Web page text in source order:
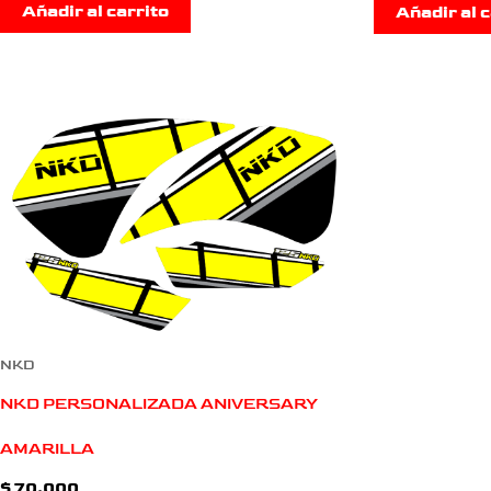
Añadir al carrito Añadir al
NKD
NKD PERSONALIZADA ANIVERSARY
AMARILLA